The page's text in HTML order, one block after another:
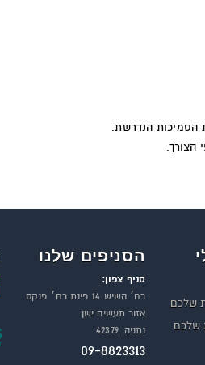
הסמיכות הנדרשת.
שלכם
שלכם
הסניפים שלנו
סניף צפון:
רח׳ השיש 14 פינת רח׳ פנקס
אזור תעשיה ישן
נתניה, 42379
09-8823313